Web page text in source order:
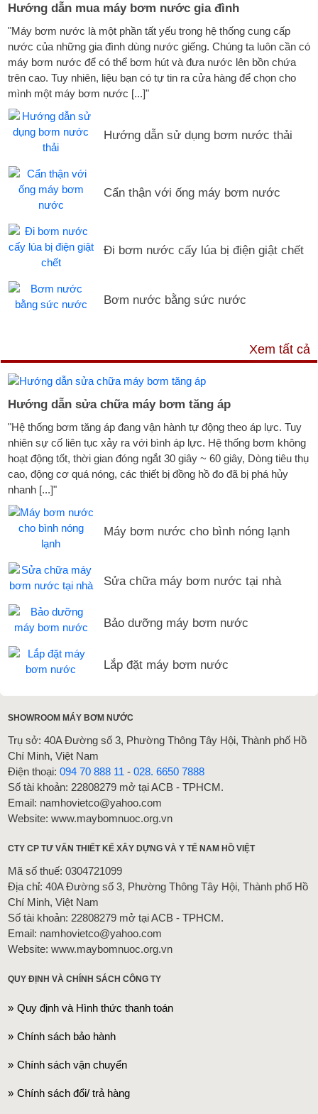
Hướng dẫn mua máy bơm nước gia đình
"Máy bơm nước là một phần tất yếu trong hệ thống cung cấp
nước của những gia đình dùng nước giếng. Chúng ta luôn cần có
máy bơm nước để có thể bơm hút và đưa nước lên bồn chứa
trên cao. Tuy nhiên, liệu bạn có tự tin ra cửa hàng để chọn cho
mình một máy bơm nước [...]"
Hướng dẫn sử dụng bơm nước thải
Cẩn thận với ống máy bơm nước
Đi bơm nước cấy lúa bị điện giật chết
Bơm nước bằng sức nước
Xem tất cả
Hướng dẫn sửa chữa máy bơm tăng áp
"Hệ thống bơm tăng áp đang vận hành tự động theo áp lực. Tuy
nhiên sự cố liên tục xảy ra với bình áp lực. Hệ thống bơm không
hoạt động tốt, thời gian đóng ngắt 30 giây ~ 60 giây, Dòng tiêu thụ
cao, động cơ quá nóng, các thiết bị đồng hồ đo đã bị phá hủy
nhanh [...]"
Máy bơm nước cho bình nóng lạnh
Sửa chữa máy bơm nước tại nhà
Bảo dưỡng máy bơm nước
Lắp đặt máy bơm nước
SHOWROOM MÁY BƠM NƯỚC
Trụ sở: 40A Đường số 3, Phường Thông Tây Hội, Thành phố Hồ
Chí Minh, Việt Nam
Điện thoại:094 70 888 11 -028. 6650 7888
Số tài khoản: 22808279 mở tại ACB - TPHCM.
Email: namhovietco@yahoo.com
Website: www.maybomnuoc.org.vn
CTY CP TƯ VẤN THIẾT KẾ XÂY DỰNG VÀ Y TẾ NAM HỒ VIỆT
Mã số thuế: 0304721099
Địa chỉ: 40A Đường số 3, Phường Thông Tây Hội, Thành phố Hồ
Chí Minh, Việt Nam
Số tài khoản: 22808279 mở tại ACB - TPHCM.
Email: namhovietco@yahoo.com
Website: www.maybomnuoc.org.vn
QUY ĐỊNH VÀ CHÍNH SÁCH CÔNG TY
Quy định và Hình thức thanh toán
Chính sách bảo hành
Chính sách vận chuyển
Chính sách đổi/ trả hàng